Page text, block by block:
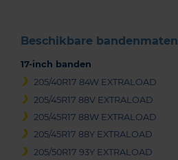
Beschikbare bandenmaten
17-inch banden
205/40R17 84W EXTRALOAD
205/45R17 88V EXTRALOAD
205/45R17 88W EXTRALOAD
205/45R17 88Y EXTRALOAD
205/50R17 93Y EXTRALOAD